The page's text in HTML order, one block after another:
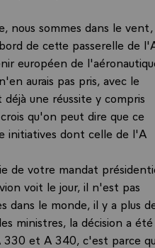
nous sommes dans le vent,
de cette passerelle de
européen de
aurais pas pris, avec le
une réussite y compris
qu'on peut dire que ce
initiatives dont celle de l'A
de votre mandat
voit le jour, il n'est pas
dans le monde, il y a plus
ministres, la décision a été
330 et A 340, c'est parce